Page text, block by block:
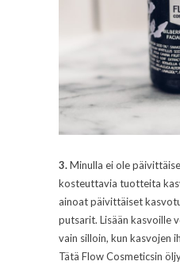
3.Minulla ei ole
kosteuttavia tuotteita
ainoat päivittäiset
putsarit. Lisään kasvoille
vain silloin, kun kasvojen
Tätä Flow Cosmeticsin